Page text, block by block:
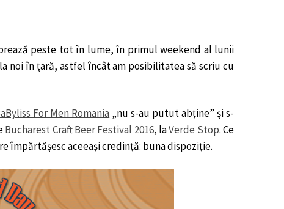
peste tot în lume, în primul weekend al lunii
noi în țară, astfel încât am posibilitatea să scriu cu
For Men Romania „nu s-au putut abține” și s-
Bucharest Craft Beer Festival 2016, laVerde Stop. Ce
împărtășesc aceeași credință: buna dispoziție.